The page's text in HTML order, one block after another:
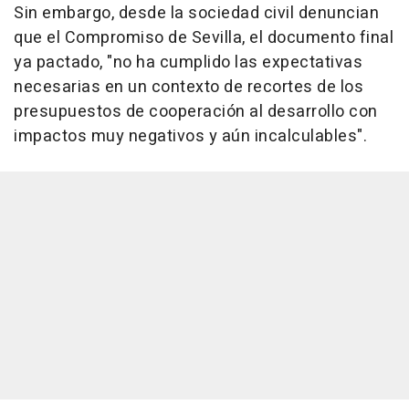
Sin embargo, desde la sociedad civil denuncian
que el Compromiso de Sevilla, el documento final
ya pactado, "no ha cumplido las expectativas
necesarias en un contexto de recortes de los
presupuestos de cooperación al desarrollo con
impactos muy negativos y aún incalculables".